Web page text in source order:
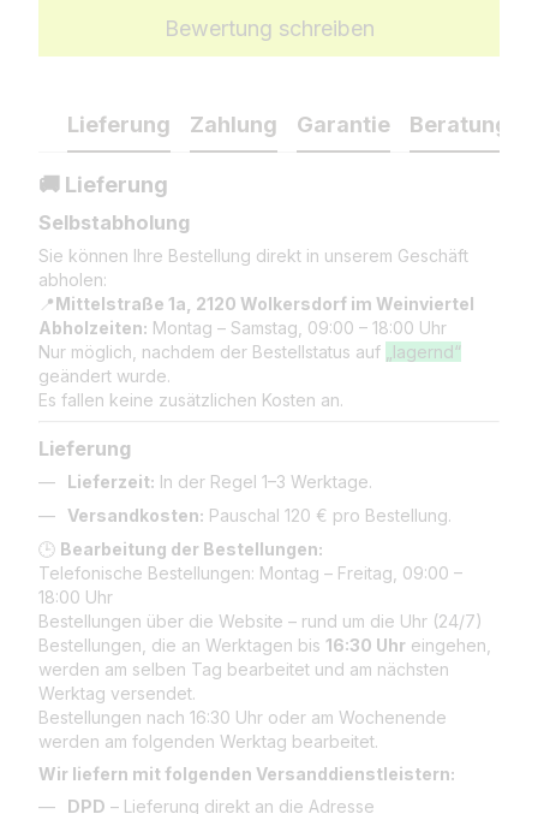
Bewertung schreiben
Lieferung Zahlung Garantie Beratung
🚚 Lieferung
Selbstabholung
Sie können Ihre Bestellung direkt in unserem Geschäft
abholen:
📍Mittelstraße 1a, 2120 Wolkersdorf im Weinviertel
Abholzeiten: Montag – Samstag, 09:00 – 18:00 Uhr
Nur möglich, nachdem der Bestellstatus auf
„lagernd“
geändert wurde.
Es fallen keine zusätzlichen Kosten an.
Lieferung
Lieferzeit: In der Regel 1–3 Werktage.
Versandkosten: Pauschal 120 € pro Bestellung.
🕒 Bearbeitung der Bestellungen:
Telefonische Bestellungen: Montag – Freitag, 09:00 –
18:00 Uhr
Bestellungen über die Website – rund um die Uhr (24/7)
Bestellungen, die an Werktagen bis 16:30 Uhr eingehen,
werden am selben Tag bearbeitet und am nächsten
Werktag versendet.
Bestellungen nach 16:30 Uhr oder am Wochenende
werden am folgenden Werktag bearbeitet.
Wir liefern mit folgenden Versanddienstleistern:
DPD – Lieferung direkt an die Adresse